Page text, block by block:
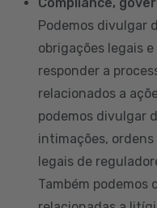
Podemos divulgar
obrigações legais
responder a
relacionados a
podemos divulgar
intimações,
legais de
Também